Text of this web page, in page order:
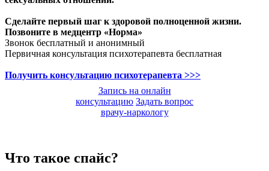
Сделайте первый шаг к здоровой полноценной жизни.
Позвоните в медцентр «Норма»
Звонок бесплатный и анонимный
Первичная консультация психотерапевта бесплатная
Получить консультацию психотерапевта >>>
Запись на онлайн
консультацию Задать вопрос
врачу-наркологу
Что такое спайс?